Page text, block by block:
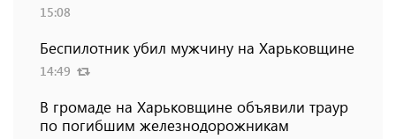
15:08
Беспилотник убил мужчину на Харьковщине
14:49
В громаде на Харьковщине объявили траур
по погибшим железнодорожникам